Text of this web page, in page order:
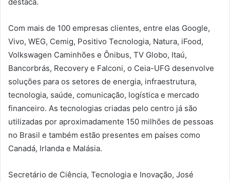
Com mais de 100 empresas clientes, entre elas Google,
Vivo, WEG, Cemig, Positivo Tecnologia, Natura, iFood,
Volkswagen Caminhões e Ônibus, TV Globo, Itaú,
Bancorbrás, Recovery e Falconi, o Ceia-UFG desenvolve
soluções para os setores de energia, infraestrutura,
tecnologia, saúde, comunicação, logística e mercado
financeiro. As tecnologias criadas pelo centro já são
utilizadas por aproximadamente 150 milhões de pessoas
no Brasil e também estão presentes em países como
Canadá, Irlanda e Malásia.
Secretário de Ciência, Tecnologia e Inovação, José